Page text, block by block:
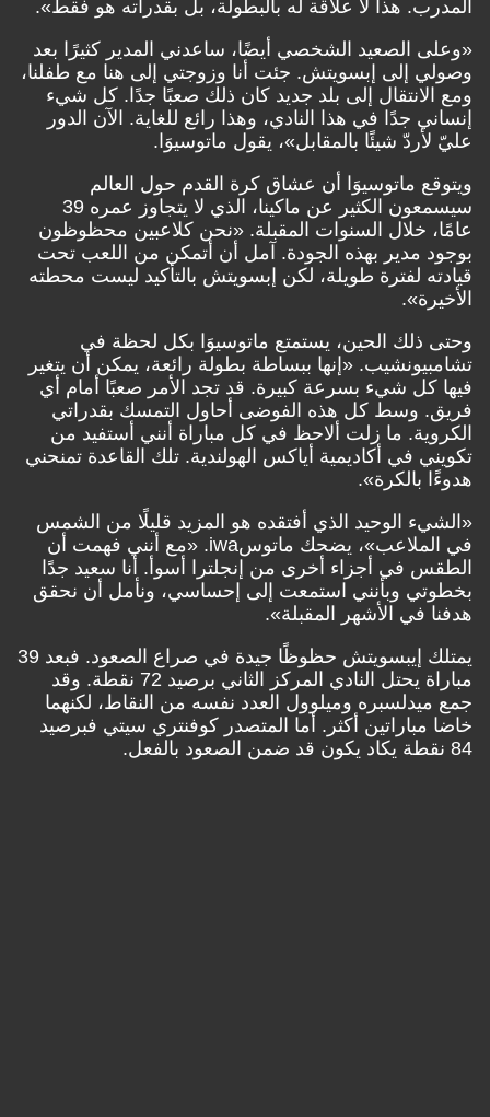
المدرب. هذا لا علاقة له بالبطولة، بل بقدراته هو فقط».
«وعلى الصعيد الشخصي أيضًا، ساعدني المدير كثيرًا بعد
وصولي إلى إبسويتش. جئت أنا وزوجتي إلى هنا مع طفلنا،
ومع الانتقال إلى بلد جديد كان ذلك صعبًا جدًا. كل شيء
إنساني جدًا في هذا النادي، وهذا رائع للغاية. الآن الدور
عليّ لأردّ شيئًا بالمقابل»، يقول ماتوسيوَا.
ويتوقع ماتوسيوَا أن عشاق كرة القدم حول العالم
سيسمعون الكثير عن ماكينا، الذي لا يتجاوز عمره 39
عامًا، خلال السنوات المقبلة. «نحن كلاعبين محظوظون
بوجود مدير بهذه الجودة. آمل أن أتمكن من اللعب تحت
قيادته لفترة طويلة، لكن إبسويتش بالتأكيد ليست محطته
الأخيرة».
وحتى ذلك الحين، يستمتع ماتوسيوَا بكل لحظة في
تشامبيونشيب. «إنها ببساطة بطولة رائعة، يمكن أن يتغير
فيها كل شيء بسرعة كبيرة. قد تجد الأمر صعبًا أمام أي
فريق. وسط كل هذه الفوضى أحاول التمسك بقدراتي
الكروية. ما زلت ألاحظ في كل مباراة أنني أستفيد من
تكويني في أكاديمية أياكس الهولندية. تلك القاعدة تمنحني
هدوءًا بالكرة».
«الشيء الوحيد الذي أفتقده هو المزيد قليلًا من الشمس
في الملاعب»، يضحك ماتوسiwa. «مع أنني فهمت أن
الطقس في أجزاء أخرى من إنجلترا أسوأ. أنا سعيد جدًا
بخطوتي وبأنني استمعت إلى إحساسي، ونأمل أن نحقق
هدفنا في الأشهر المقبلة».
يمتلك إيبسويتش حظوظًا جيدة في صراع الصعود. فبعد 39
مباراة يحتل النادي المركز الثاني برصيد 72 نقطة. وقد
جمع ميدلسبره وميلوول العدد نفسه من النقاط، لكنهما
خاضا مباراتين أكثر. أما المتصدر كوفنتري سيتي فبرصيد
84 نقطة يكاد يكون قد ضمن الصعود بالفعل.